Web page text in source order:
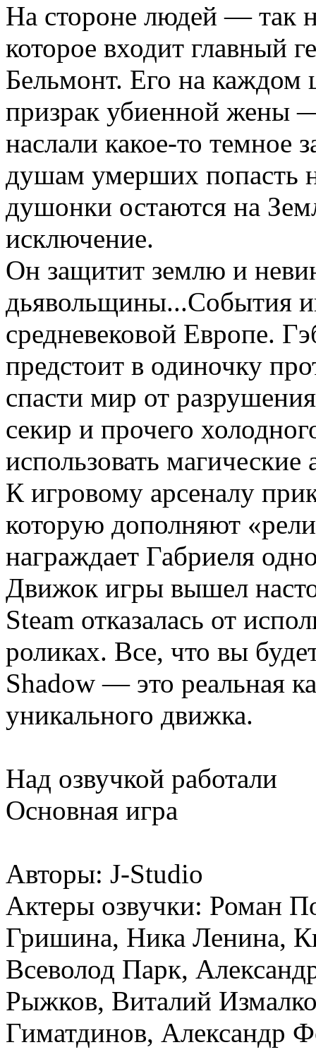
На стороне людей — так
которое входит главный
Бельмонт. Его на каждом
призрак убиенной жены
наслали какое-то темное
душам умерших попасть
душонки остаются на
исключение.
Он защитит землю и
дьявольщины...События
средневековой Европе.
предстоит в одиночку
спасти мир от
секир и прочего
использовать магические
К игровому арсеналу
которую дополняют
награждает Габриеля
Движок игры вышел
Steam отказалась от
роликах. Все, что вы
Shadow — это реальная
уникального движка.
Над озвучкой работали
Основная игра
Авторы: J-Studio
Актеры озвучки: Роман
Гришина, Ника Ленина,
Всеволод Парк,
Рыжков, Виталий
Гиматдинов, Александр